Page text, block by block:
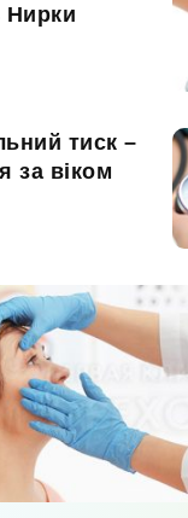
Нирки
тиск –
за віком